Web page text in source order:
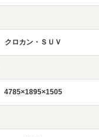
クロカン・ＳＵＶ
4785×1895×1505